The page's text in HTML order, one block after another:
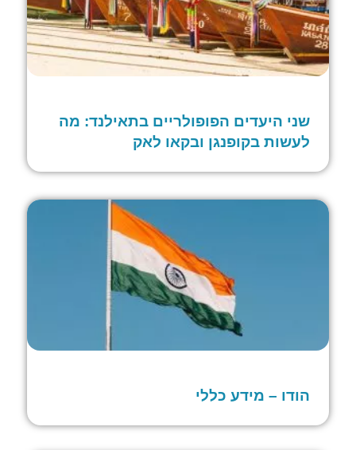
שני היעדים הפופולריים בתאילנד: מה
לעשות בקופנגן ובקאו לאק
הודו – מידע כללי